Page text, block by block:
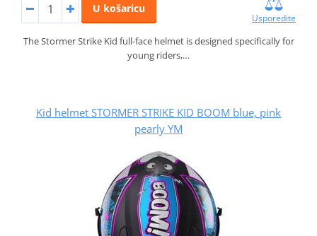
U košaricu
Usporedite
The Stormer Strike Kid full-face helmet is designed specifically for
young riders,…
Kid helmet STORMER STRIKE KID BOOM blue, pink
pearly YM